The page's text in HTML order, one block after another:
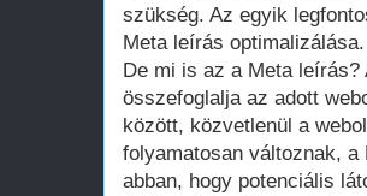
szükség. Az egyik
Meta leírás optimalizálása.
De mi is az a Meta
összefoglalja az adott
között, közvetlenül a
folyamatosan változnak,
abban, hogy potenciális